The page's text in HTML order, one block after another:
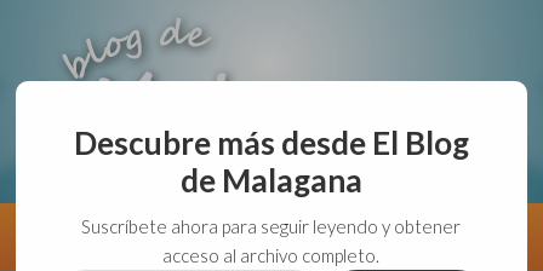
aunque lo haga de malas lo hago....
Información Directorio VivirGuadalajara
Descubre más desde El Blog
de Malagana
Suscríbete ahora para seguir leyendo y obtener
acceso al archivo completo.